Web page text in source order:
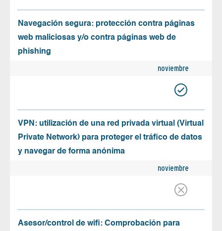
Navegación segura: protección contra páginas
web maliciosas y/o contra páginas web de
phishing
noviembre
VPN: utilización de una red privada virtual (Virtual
Private Network) para proteger el tráfico de datos
y navegar de forma anónima
noviembre
Asesor/control de wifi: Comprobación para